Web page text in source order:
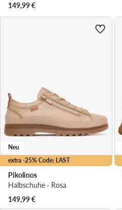
149,99€
extra -25% Code: LAST
Neu
Pikolinos
Halbschuhe · Rosa
149,99€